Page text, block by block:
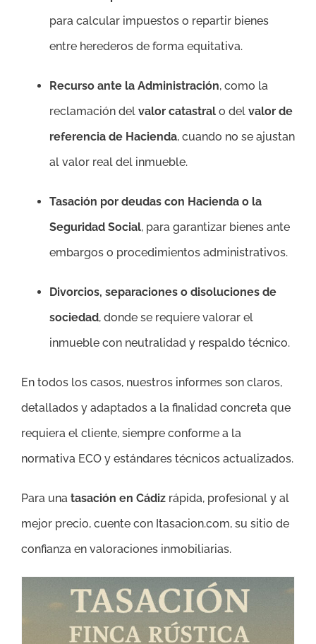
para calcular impuestos o repartir bienes
entre herederos de forma equitativa.
Recurso ante la Administración, como la
reclamación del valor catastral o del valor de
referencia de Hacienda, cuando no se ajustan
al valor real del inmueble.
Tasación por deudas con Hacienda o la
Seguridad Social, para garantizar bienes ante
embargos o procedimientos administrativos.
Divorcios, separaciones o disoluciones de
sociedad, donde se requiere valorar el
inmueble con neutralidad y respaldo técnico.
En todos los casos, nuestros informes son claros,
detallados y adaptados a la finalidad concreta que
requiera el cliente, siempre conforme a la
normativa ECO y estándares técnicos actualizados.
Para una tasación en Cádiz rápida, profesional y al
mejor precio, cuente con Itasacion.com, su sitio de
confianza en valoraciones inmobiliarias.